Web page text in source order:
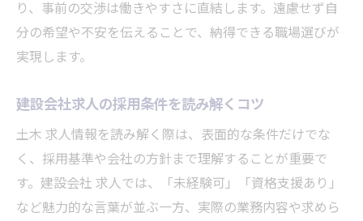
り、事前の交渉は働きやすさに直結します。遠慮せず自
分の希望や不安を伝えることで、納得できる職場選びが
実現します。
建設会社求人の採用条件を読み解くコツ
土木 求人情報を読み解く際は、表面的な条件だけでな
く、採用基準や会社の方針まで理解することが重要で
す。建設会社 求人では、「未経験可」「資格支援あり」
など魅力的な言葉が並ぶ一方、実際の業務内容や求めら